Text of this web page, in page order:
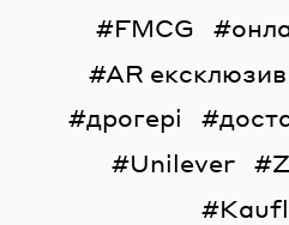
FMCG
AR ексклюзив
дрогері
Unilever